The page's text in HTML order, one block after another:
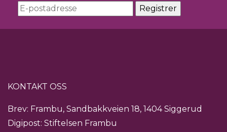
KONTAKT OSS
Brev: Frambu, Sandbakkveien 18, 1404 Siggerud
Digipost: Stiftelsen Frambu